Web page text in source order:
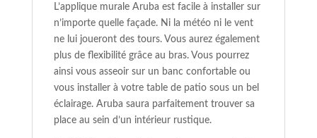
L’applique murale Aruba est facile à installer sur
n’importe quelle façade. Ni la météo ni le vent
ne lui joueront des tours. Vous aurez également
plus de flexibilité grâce au bras. Vous pourrez
ainsi vous asseoir sur un banc confortable ou
vous installer à votre table de patio sous un bel
éclairage. Aruba saura parfaitement trouver sa
place au sein d’un intérieur rustique.